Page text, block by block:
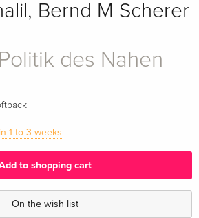
Bernd M Scherer
des Nahen
1 to 3 weeks
to shopping cart
On the wish list